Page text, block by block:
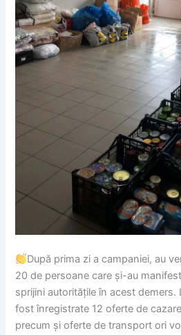
După prima zi a campaniei, au
20 de persoane care și-au
sprijini autoritățile în acest demers.
fost înregistrate 12 oferte de
precum și oferte de transport ori